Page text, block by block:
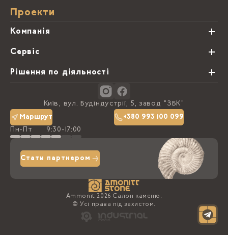
Проекти
Компанія
Про нас
Блог
Контакти
Політика конфіденційності
Доставка та оплата
Сервіс
Види обробки каменю
Рішення по діяльності
Київ, вул. Будіндустрії, 5, завод "ЗБК"
Маршрут
+380 993 100 099
Пн-Пт
9:30-17:00
Стати партнером
Ammonit 2026 Салон каменю.
© Усі права під захистом.